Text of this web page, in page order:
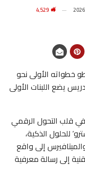
خطواته الأولى نحو
يضع اللبنات الأولى
من العطاء في قلب التحول الرقمي
للحلول الذكية،
إلى واقع
التقنية إلى رسالة معرفية